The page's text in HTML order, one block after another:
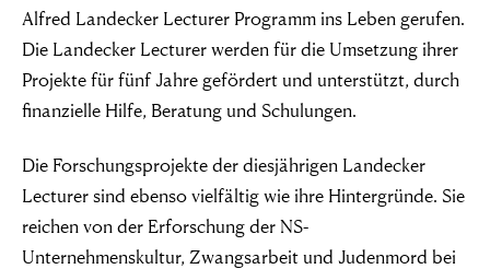
Alfred Landecker Lecturer Programm ins Leben gerufen.
Die Landecker Lecturer werden für die Umsetzung ihrer
Projekte für fünf Jahre gefördert und unterstützt, durch
finanzielle Hilfe, Beratung und Schulungen.
Die Forschungsprojekte der diesjährigen Landecker
Lecturer sind ebenso vielfältig wie ihre Hintergründe. Sie
reichen von der Erforschung der NS-
Unternehmenskultur, Zwangsarbeit und Judenmord bei